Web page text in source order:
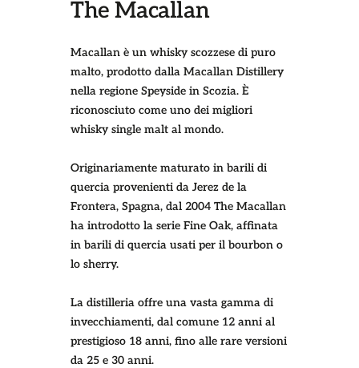
The Macallan
Macallan è un whisky scozzese di puro
malto, prodotto dalla Macallan Distillery
nella regione Speyside in Scozia. È
riconosciuto come uno dei migliori
whisky single malt al mondo.
Originariamente maturato in barili di
quercia provenienti da Jerez de la
Frontera, Spagna, dal 2004 The Macallan
ha introdotto la serie Fine Oak, affinata
in barili di quercia usati per il bourbon o
lo sherry.
La distilleria offre una vasta gamma di
invecchiamenti, dal comune 12 anni al
prestigioso 18 anni, fino alle rare versioni
da 25 e 30 anni.